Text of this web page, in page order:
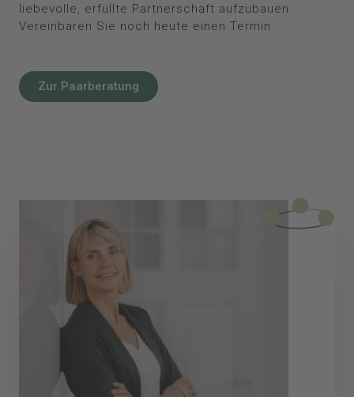
liebevolle, erfüllte Partnerschaft aufzubauen.
Vereinbaren Sie noch heute einen Termin.
Zur Paarberatung